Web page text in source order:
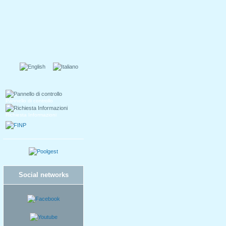
Pannello di controllo
Richiesta Informazioni
Social networks